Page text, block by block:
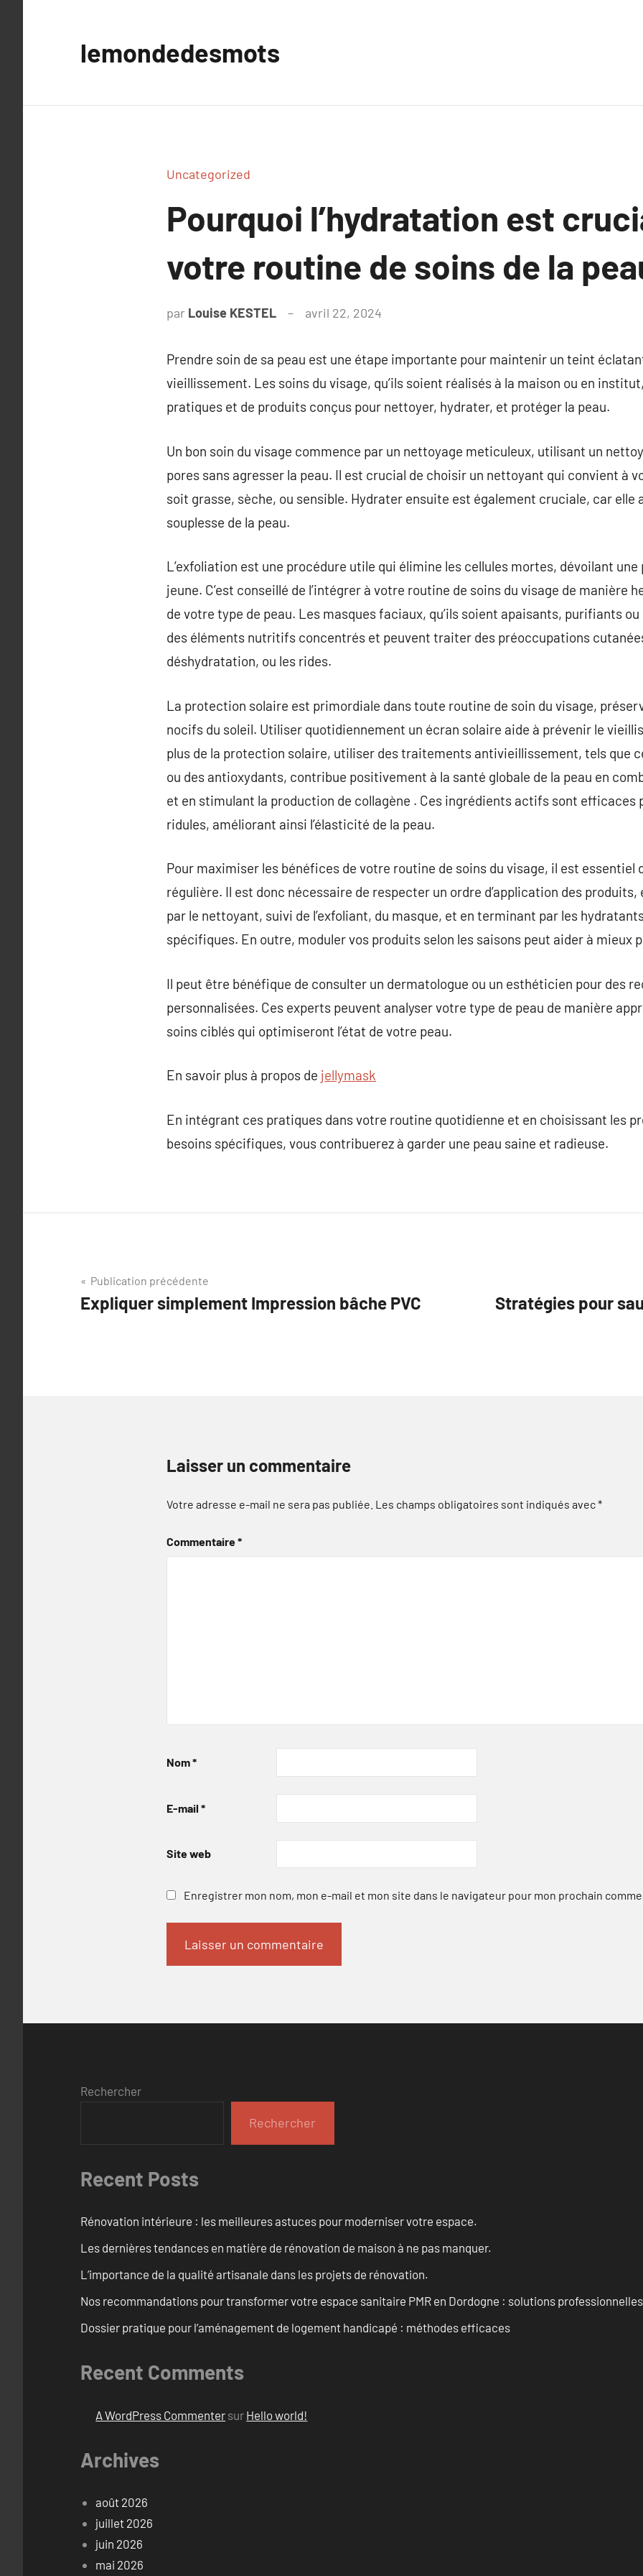
lemondedesmots
Uncategorized
Pourquoi l’hydratation est
votre routine de soins de la
par Louise KESTEL avril 22, 2024
Prendre soin de sa peau est une étape importante pour maintenir un teint
vieillissement. Les soins du visage, qu’ils soient réalisés à la maison ou en
pratiques et de produits conçus pour nettoyer, hydrater, et protéger la peau.
Un bon soin du visage commence par un nettoyage meticuleux, utilisant un
pores sans agresser la peau. Il est crucial de choisir un nettoyant qui convient à
soit grasse, sèche, ou sensible. Hydrater ensuite est également cruciale, car elle
souplesse de la peau.
L’exfoliation est une procédure utile qui élimine les cellules mortes, dévoilant
jeune. C’est conseillé de l’intégrer à votre routine de soins du visage de manière
de votre type de peau. Les masques faciaux, qu’ils soient apaisants, purifiants
des éléments nutritifs concentrés et peuvent traiter des préoccupations
déshydratation, ou les rides.
La protection solaire est primordiale dans toute routine de soin du visage,
nocifs du soleil. Utiliser quotidiennement un écran solaire aide à prévenir le
plus de la protection solaire, utiliser des traitements antivieillissement, tels que
ou des antioxydants, contribue positivement à la santé globale de la peau en
et en stimulant la production de collagène . Ces ingrédients actifs sont efficaces
ridules, améliorant ainsi l’élasticité de la peau.
Pour maximiser les bénéfices de votre routine de soins du visage, il est essentiel
régulière. Il est donc nécessaire de respecter un ordre d’application des
par le nettoyant, suivi de l’exfoliant, du masque, et en terminant par les
spécifiques. En outre, moduler vos produits selon les saisons peut aider à mieux
Il peut être bénéfique de consulter un dermatologue ou un esthéticien pour des
personnalisées. Ces experts peuvent analyser votre type de peau de manière
soins ciblés qui optimiseront l’état de votre peau.
En savoir plus à propos de jellymask
En intégrant ces pratiques dans votre routine quotidienne et en choisissant les
besoins spécifiques, vous contribuerez à garder une peau saine et radieuse.
Navigation
de
Publication précédente
Expliquer simplement Impression bâche PVC
Stratégies pour
Laisser un commentaire
Votre adresse e-mail ne sera pas publiée. Les champs obligatoires sont indiqués avec*
Commentaire*
Nom*
E-mail *
Site web
Enregistrer mon nom, mon e-mail et mon site dans le navigateur pour mon prochain
Rechercher
Rechercher
Recent Posts
Rénovation intérieure : les meilleures astuces pour moderniser votre espace.
Les dernières tendances en matière de rénovation de maison à ne pas manquer.
L’importance de la qualité artisanale dans les projets de rénovation.
Nos recommandations pour transformer votre espace sanitaire PMR en Dordogne : solutions professionnelles
Dossier pratique pour l’aménagement de logement handicapé : méthodes efficaces
Recent Comments
A WordPress Commenter sur Hello world!
Archives
août 2026
juillet 2026
juin 2026
mai 2026